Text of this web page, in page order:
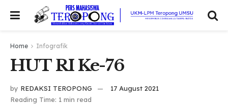
Home Infografik
HUT RI Ke-76
by REDAKSI TEROPONG
17 August 2021
Reading Time: 1 min read